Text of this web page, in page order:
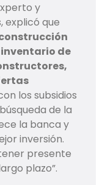
y
explicó que
inventario de
los subsidios
de la
la banca y
inversión.
presente
plazo”.